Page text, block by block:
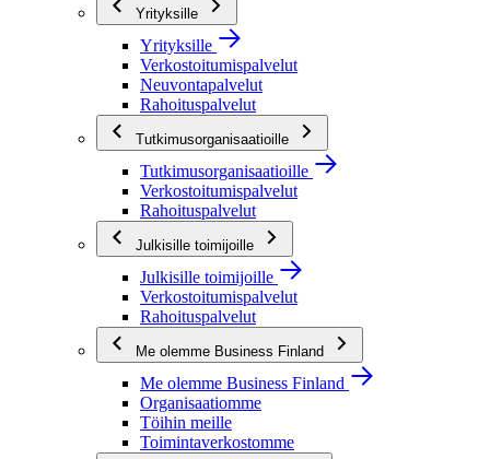
Yrityksille
Yrityksille
Verkostoitumispalvelut
Neuvontapalvelut
Rahoituspalvelut
Tutkimusorganisaatioille
Tutkimusorganisaatioille
Verkostoitumispalvelut
Rahoituspalvelut
Julkisille toimijoille
Julkisille toimijoille
Verkostoitumispalvelut
Rahoituspalvelut
Me olemme Business Finland
Me olemme Business Finland
Organisaatiomme
Töihin meille
Toimintaverkostomme